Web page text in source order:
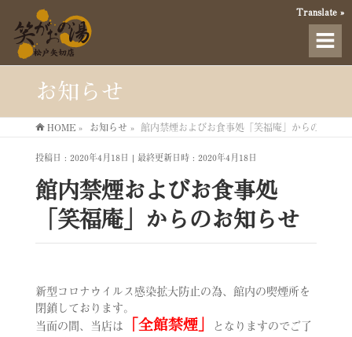
お知らせ
HOME » お知らせ » 館内禁煙およびお食事処「笑福庵」からのお知ら
投稿日 : 2020年4月18日 最終更新日時 : 2020年4月18日
館内禁煙およびお食事処
「笑福庵」からのお知らせ
新型コロナウイルス感染拡大防止の為、館内の喫煙所を
閉鎖しております。
当面の間、当店は
「全館禁煙」
となりますのでご了
Translate »